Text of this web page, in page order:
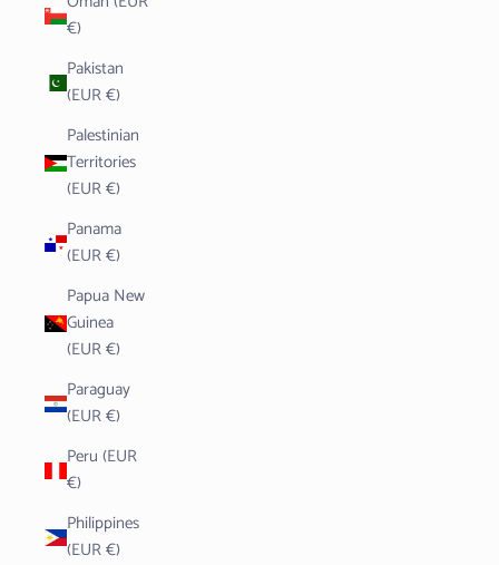
€)
Pakistan
(EUR €)
Palestinian
Territories
(EUR €)
Panama
(EUR €)
Papua New
Guinea
(EUR €)
Paraguay
(EUR €)
Peru (EUR
€)
Philippines
(EUR €)